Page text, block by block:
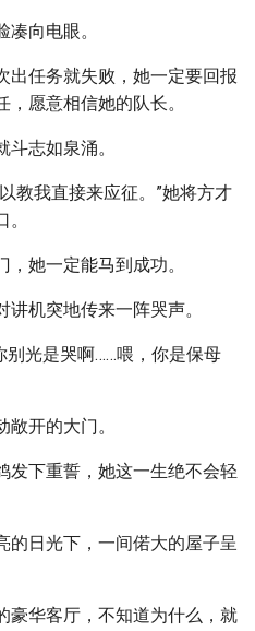
向电眼。
出任务就失败，她一定要回报
愿意相信她的队长。
志如泉涌。
教我直接来应征。”她将方才
她一定能马到成功。
机突地传来一阵哭声。
别光是哭啊……喂，你是保母
开的大门。
发下重誓，她这一生绝不会轻
的日光下，一间偌大的屋子呈
豪华客厅，不知道为什么，就